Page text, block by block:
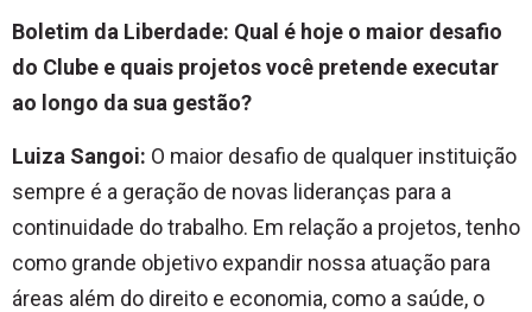
Boletim da Liberdade: Qual é hoje o maior desafio
do Clube e quais projetos você pretende executar
ao longo da sua gestão?
Luiza Sangoi: O maior desafio de qualquer instituição
sempre é a geração de novas lideranças para a
continuidade do trabalho. Em relação a projetos, tenho
como grande objetivo expandir nossa atuação para
áreas além do direito e economia, como a saúde, o